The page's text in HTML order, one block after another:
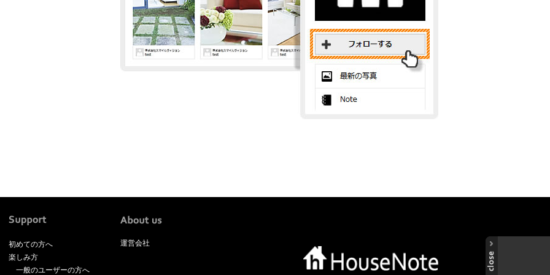
初めての方へ
楽しみ方
一般のユーザーの方へ
運営会社